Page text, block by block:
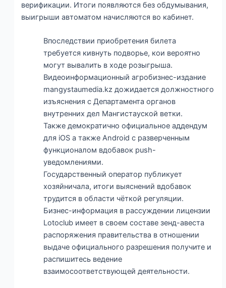
верификации. Итоги появляются без обдумывания,
выигрыши автоматом начисляются во кабинет.
Впоследствии приобретения билета
требуется кивнуть подворье, кои вероятно
могут вывалить в ходе розыгрыша.
Видеоинформационный агробизнес-издание
mangystaumedia.kz дожидается должностного
изъяснения с Департамента органов
внутренних дел Мангистауской ветки.
Также демократично официальное аддендум
для iOS а также Android с разверченным
функционалом вдобавок push-
уведомлениями.
Государственный оператор публикует
хозяйничала, итоги выяснений вдобавок
трудится в области чёткой регуляции.
Бизнес-информация в рассуждении лицензии
Lotoclub имеет в своем составе зенд-авеста
распоряжения правительства в отношении
выдаче официального разрешения получите и
распишитесь ведение
взаимосоответствующей деятельности.